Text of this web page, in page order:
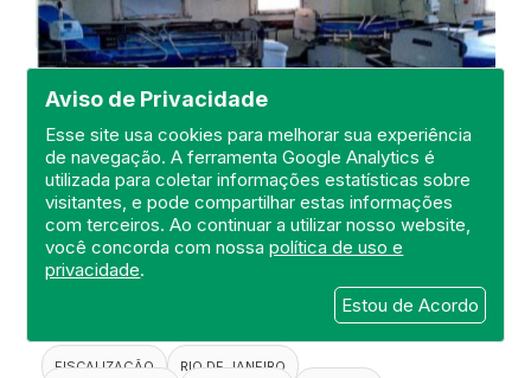
Aviso de Privacidade
Esse site usa cookies para melhorar sua experiência
de navegação. A ferramenta Google Analytics é
utilizada para coletar informações estatísticas sobre
visitantes, e pode compartilhar estas informações
com terceiros. Ao continuar a utilizar nosso website,
você concorda com nossapolítica de uso e
privacidade.
Estou de Acordo
Visita de Fiscalização no Hospital
Estadual Carlos Chagas
DEFIS
FISCALIZAÇÃO RIO DE JANEIRO